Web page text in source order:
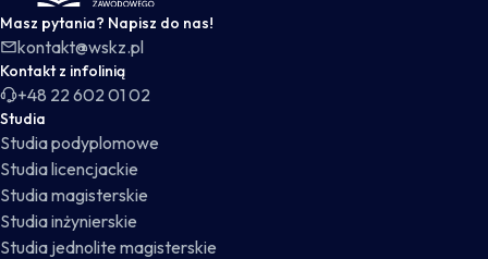
Masz pytania? Napisz do nas!
kontakt@wskz.pl
Kontakt z infolinią
+48 22 602 01 02
Studia
Studia podyplomowe
Studia licencjackie
Studia magisterskie
Studia inżynierskie
Studia jednolite magisterskie